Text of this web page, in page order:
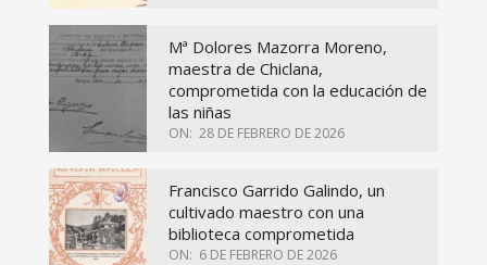
Mª Dolores Mazorra Moreno,
maestra de Chiclana,
comprometida con la educación de
las niñas
ON: 28 DE FEBRERO DE 2026
Francisco Garrido Galindo, un
cultivado maestro con una
biblioteca comprometida
ON: 6 DE FEBRERO DE 2026